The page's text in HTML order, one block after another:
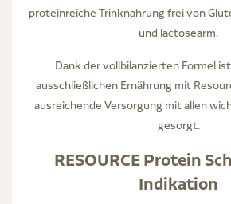
proteinreiche Trinknahrung frei von
und lactosearm.
Dank der vollbilanzierten Formel
ausschließlichen Ernährung mit
ausreichende Versorgung mit allen
gesorgt.
RESOURCE Protein
Indikation